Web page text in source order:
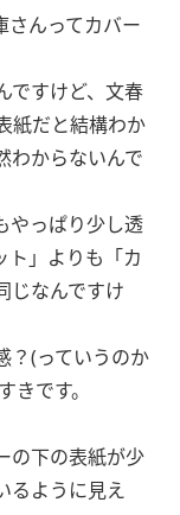
さんってカバー
ですけど、文春
紙だと結構わか
わからないんで
やっぱり少し透
ト」よりも「カ
じなんですけ
？(っていうのか
です。
の下の表紙が少
るように見え